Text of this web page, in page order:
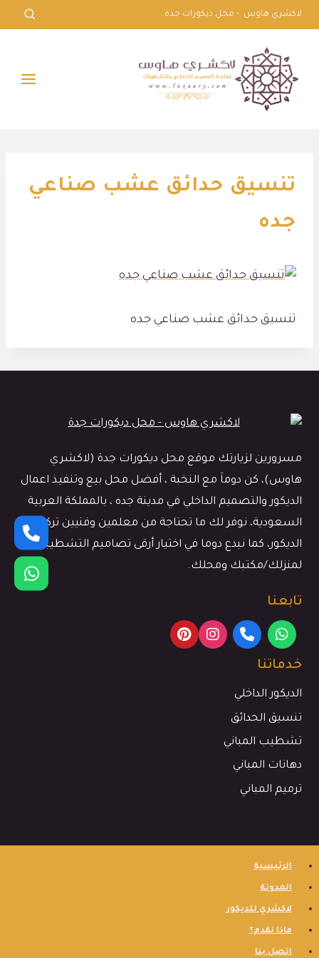
التجاوز
إلى
المحتوى
لاكشري هاوس - محل ديكورات جدة.
تنسيق حدائق عشب صناعي
جده
تنسيق حدائق عشب صناعي جده
مسرورين لزيارتك موقع محل ديكورات جدة (لاكشري
هاوس)، كن دوماَ مع النخبة ، أفضل محل بيع وتنفيذ اعمال
الديكور والتصميم الداخلي في مدينة جده ، بالمملكة العربية
السعودية، نوفر لك ما تحتاجة من معلمين وفنيين تركيب
الديكور، كما نبدع دوما في اختيار أرقى تصاميم التشطيبات
لمنزلك/مكتبك ومحلك.
تابعنا
خدماتنا
الديكور الداخلي
تنسيق الحدائق
تشطيب المباني
دهانات المباني
ترميم المباني
الرئيسية
المدونة
لاكشري للديكور
ماذا نقدم؟
اتصل بنا